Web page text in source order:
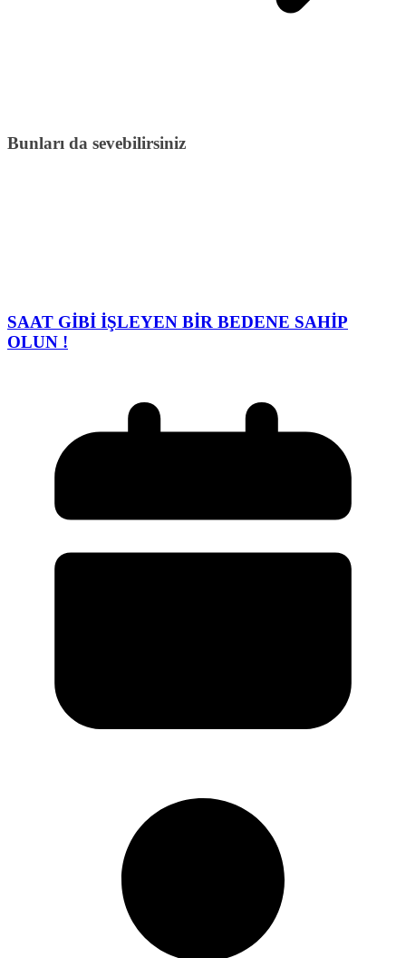
Bunları da sevebilirsiniz
SAAT GİBİ İŞLEYEN BİR BEDENE SAHİP
OLUN !